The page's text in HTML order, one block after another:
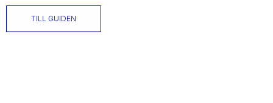
TILL GUIDEN